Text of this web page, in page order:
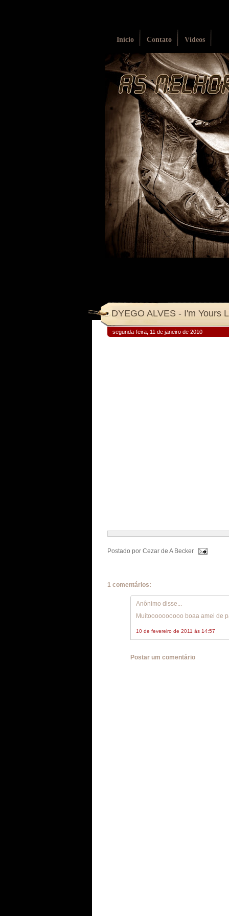
Início Contato Vídeos
DYEGO ALVES - I'm Yours
segunda-feira, 11 de janeiro de 2010
Postado por Cezar de A Becker
1 comentários:
Anônimo disse...
Muitoooooooooo boaa amei de
10 de fevereiro de 2011 às 14:57
Postar um comentário